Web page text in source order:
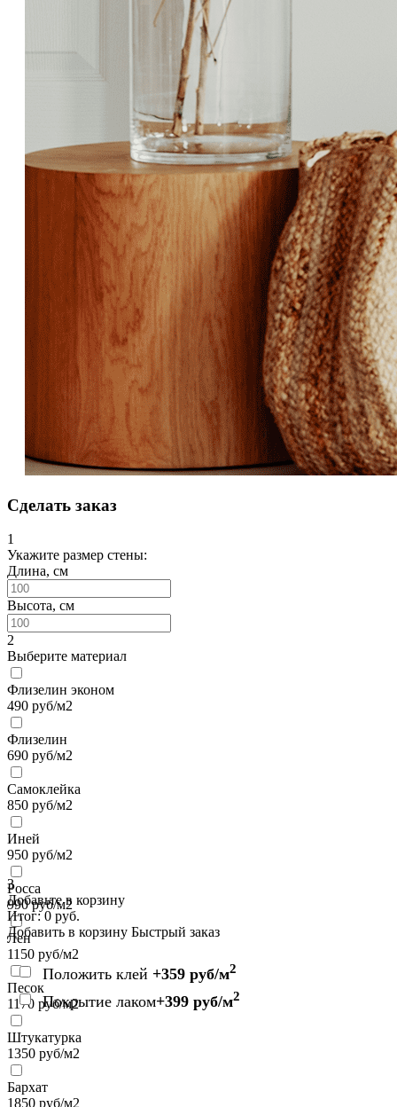
Сделать заказ
1
Укажите размер стены:
Длина, см
Высота, см
2
Выберите материал
Флизелин эконом
490 руб/м2
Флизелин
690 руб/м2
Самоклейка
850 руб/м2
Иней
950 руб/м2
Росса
990руб/м2
Лен
1150 руб/м2
Песок
1170 руб/м2
Штукатурка
1350 руб/м2
Бархат
1850 руб/м2
3
Добавьте в корзину
Итог:0 руб.
Добавить в корзину Быстрый заказ
Положить клей +359 руб/м2
Покрытие лаком+399 руб/м2